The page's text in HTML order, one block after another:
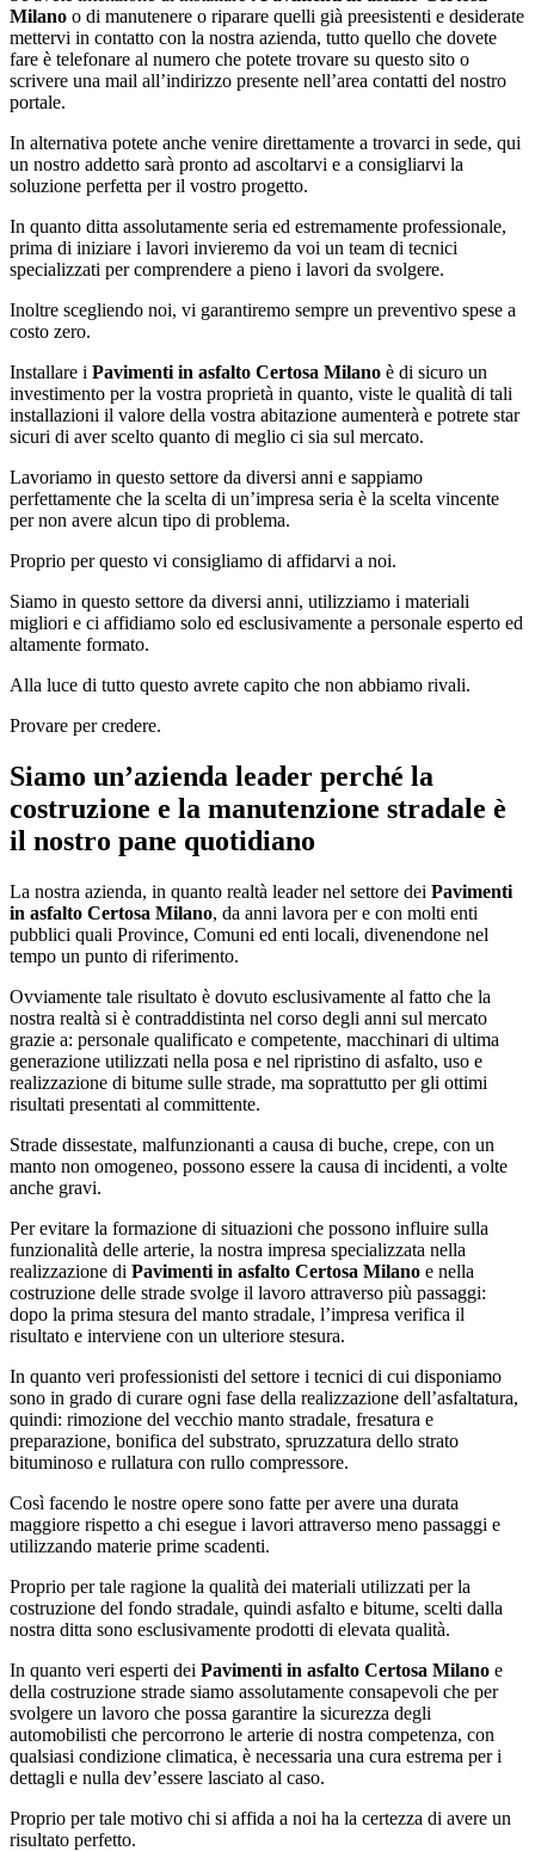
Milano o di manutenere o riparare quelli già preesistenti e desiderate
mettervi in contatto con la nostra azienda, tutto quello che dovete
fare è telefonare al numero che potete trovare su questo sito o
scrivere una mail all’indirizzo presente nell’area contatti del nostro
portale.
In alternativa potete anche venire direttamente a trovarci in sede, qui
un nostro addetto sarà pronto ad ascoltarvi e a consigliarvi la
soluzione perfetta per il vostro progetto.
In quanto ditta assolutamente seria ed estremamente professionale,
prima di iniziare i lavori invieremo da voi un team di tecnici
specializzati per comprendere a pieno i lavori da svolgere.
Inoltre scegliendo noi, vi garantiremo sempre un preventivo spese a
costo zero.
Installare i Pavimenti in asfalto Certosa Milano è di sicuro un
investimento per la vostra proprietà in quanto, viste le qualità di tali
installazioni il valore della vostra abitazione aumenterà e potrete star
sicuri di aver scelto quanto di meglio ci sia sul mercato.
Lavoriamo in questo settore da diversi anni e sappiamo
perfettamente che la scelta di un’impresa seria è la scelta vincente
per non avere alcun tipo di problema.
Proprio per questo vi consigliamo di affidarvi a noi.
Siamo in questo settore da diversi anni, utilizziamo i materiali
migliori e ci affidiamo solo ed esclusivamente a personale esperto ed
altamente formato.
Alla luce di tutto questo avrete capito che non abbiamo rivali.
Provare per credere.
Siamo un’azienda leader perché la
costruzione e la manutenzione stradale è
il nostro pane quotidiano
La nostra azienda, in quanto realtà leader nel settore dei Pavimenti
in asfalto Certosa Milano, da anni lavora per e con molti enti
pubblici quali Province, Comuni ed enti locali, divenendone nel
tempo un punto di riferimento.
Ovviamente tale risultato è dovuto esclusivamente al fatto che la
nostra realtà si è contraddistinta nel corso degli anni sul mercato
grazie a: personale qualificato e competente, macchinari di ultima
generazione utilizzati nella posa e nel ripristino di asfalto, uso e
realizzazione di bitume sulle strade, ma soprattutto per gli ottimi
risultati presentati al committente.
Strade dissestate, malfunzionanti a causa di buche, crepe, con un
manto non omogeneo, possono essere la causa di incidenti, a volte
anche gravi.
Per evitare la formazione di situazioni che possono influire sulla
funzionalità delle arterie, la nostra impresa specializzata nella
realizzazione di Pavimenti in asfalto Certosa Milano e nella
costruzione delle strade svolge il lavoro attraverso più passaggi:
dopo la prima stesura del manto stradale, l’impresa verifica il
risultato e interviene con un ulteriore stesura.
In quanto veri professionisti del settore i tecnici di cui disponiamo
sono in grado di curare ogni fase della realizzazione dell’asfaltatura,
quindi: rimozione del vecchio manto stradale, fresatura e
preparazione, bonifica del substrato, spruzzatura dello strato
bituminoso e rullatura con rullo compressore.
Così facendo le nostre opere sono fatte per avere una durata
maggiore rispetto a chi esegue i lavori attraverso meno passaggi e
utilizzando materie prime scadenti.
Proprio per tale ragione la qualità dei materiali utilizzati per la
costruzione del fondo stradale, quindi asfalto e bitume, scelti dalla
nostra ditta sono esclusivamente prodotti di elevata qualità.
In quanto veri esperti dei Pavimenti in asfalto Certosa Milano e
della costruzione strade siamo assolutamente consapevoli che per
svolgere un lavoro che possa garantire la sicurezza degli
automobilisti che percorrono le arterie di nostra competenza, con
qualsiasi condizione climatica, è necessaria una cura estrema per i
dettagli e nulla dev’essere lasciato al caso.
Proprio per tale motivo chi si affida a noi ha la certezza di avere un
risultato perfetto.